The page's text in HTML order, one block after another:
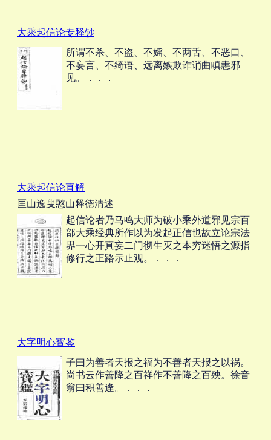
大乘起信论专释钞
所谓不杀、不盗、不媱、不两舌、不恶口、
不妄言、不绮语、远离嫉欺诈诮曲瞋恚邪
见。．．．
大乘起信论直解
匡山逸叟憨山释德清述
起信论者乃马鸣大师为破小乘外道邪见宗百
部大乘经典所作以为发起正信也故立论宗法
界一心开真妄二门彻生灭之本穷迷悟之源指
修行之正路示止观。．．．
大字明心寳鉴
子曰为善者天报之福为不善者天报之以祸。
尚书云作善降之百祥作不善降之百殃。徐音
翁曰积善逢。．．．